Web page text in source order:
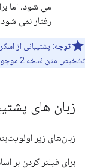
می شود، اما
رفتار نمی
توجه: پشتیبانی از
تشخیص متن نسخه 2
زبان های
زبان‌های زیر
برای فیلتر کردن بر